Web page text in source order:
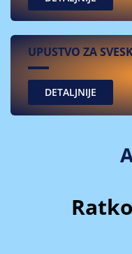
UPUSTVO ZA